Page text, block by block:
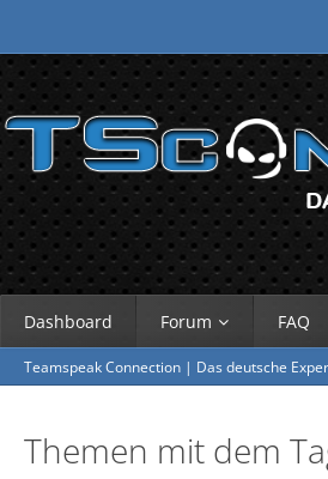
Dashboard Forum FAQ
Teamspeak Connection | Das deutsche
Themen mit dem